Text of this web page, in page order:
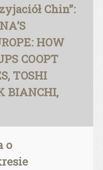
Chin”:
HOW
COOPT
TOSHI
BIANCHI,
o